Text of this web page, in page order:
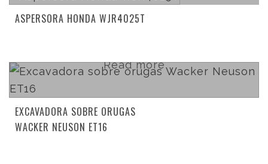
ASPERSORA HONDA WJR4025T
Read more
EXCAVADORA SOBRE ORUGAS
WACKER NEUSON ET16